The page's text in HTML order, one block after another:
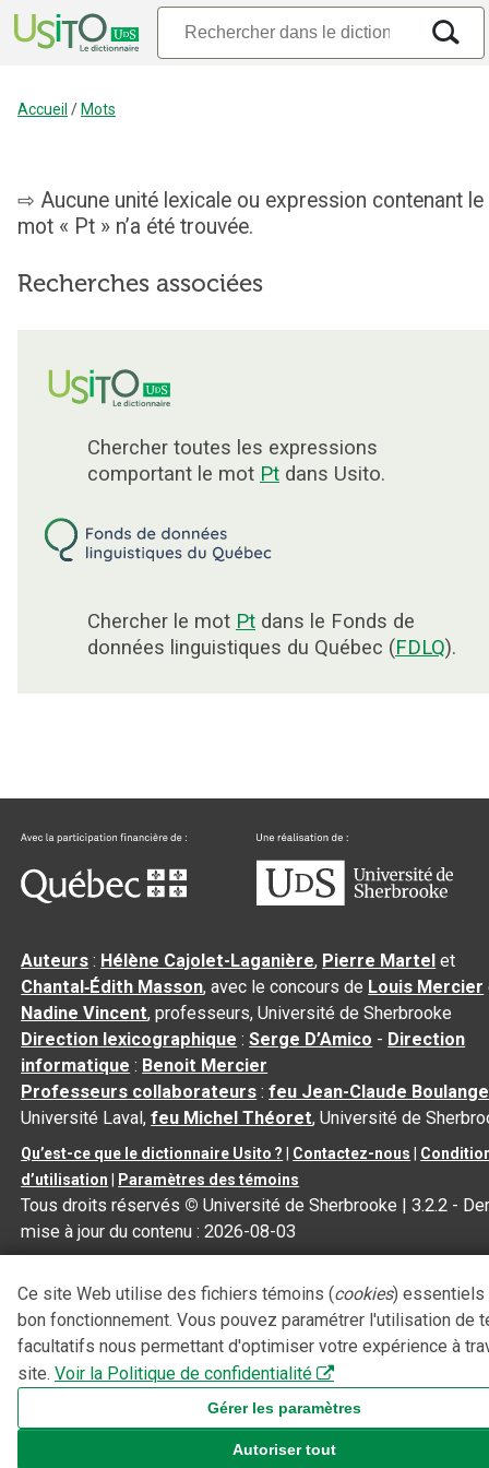
Accueil / Mots
Aucune unité lexicale ou expression contenant le
mot « Pt » n’a été trouvée.
Recherches associées
Chercher toutes les expressions
comportant le mot Pt dans Usito.
Chercher le mot Pt dans le Fonds de
données linguistiques du Québec (FDLQ).
Auteurs : Hélène Cajolet-Laganière, Pierre Martel et
Chantal‑Édith Masson, avec le concours de Louis Mercier
Nadine Vincent, professeurs, Université de Sherbrooke
Direction lexicographique :Serge D’Amico - Direction
informatique : Benoit Mercier
Professeurs collaborateurs :feu Jean-Claude
Université Laval,feu Michel Théoret, Université de
Qu’est-ce que le dictionnaire Usito ? Contactez-nous
d’utilisation
Paramètres des témoins
Tous droits réservés © Université de Sherbrooke |3.2.2 -
mise à jour du contenu :2026-08-03
Ce site Web utilise des fichiers témoins (cookies) essentiels
bon fonctionnement. Vous pouvez paramétrer l'utilisation de
facultatifs nous permettant d'optimiser votre expérience à
site. Voir la Politique de confidentialité
Gérer les paramètres
Autoriser tout